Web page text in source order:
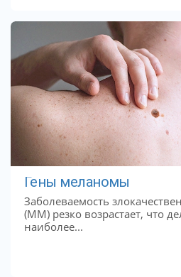
Гены меланомы
Заболеваемость
(ММ) резко возрастает, что
наиболее...